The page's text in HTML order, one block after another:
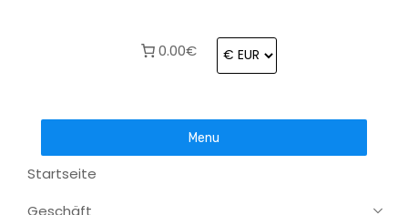
0.00€
Menu
Startseite
Geschäft